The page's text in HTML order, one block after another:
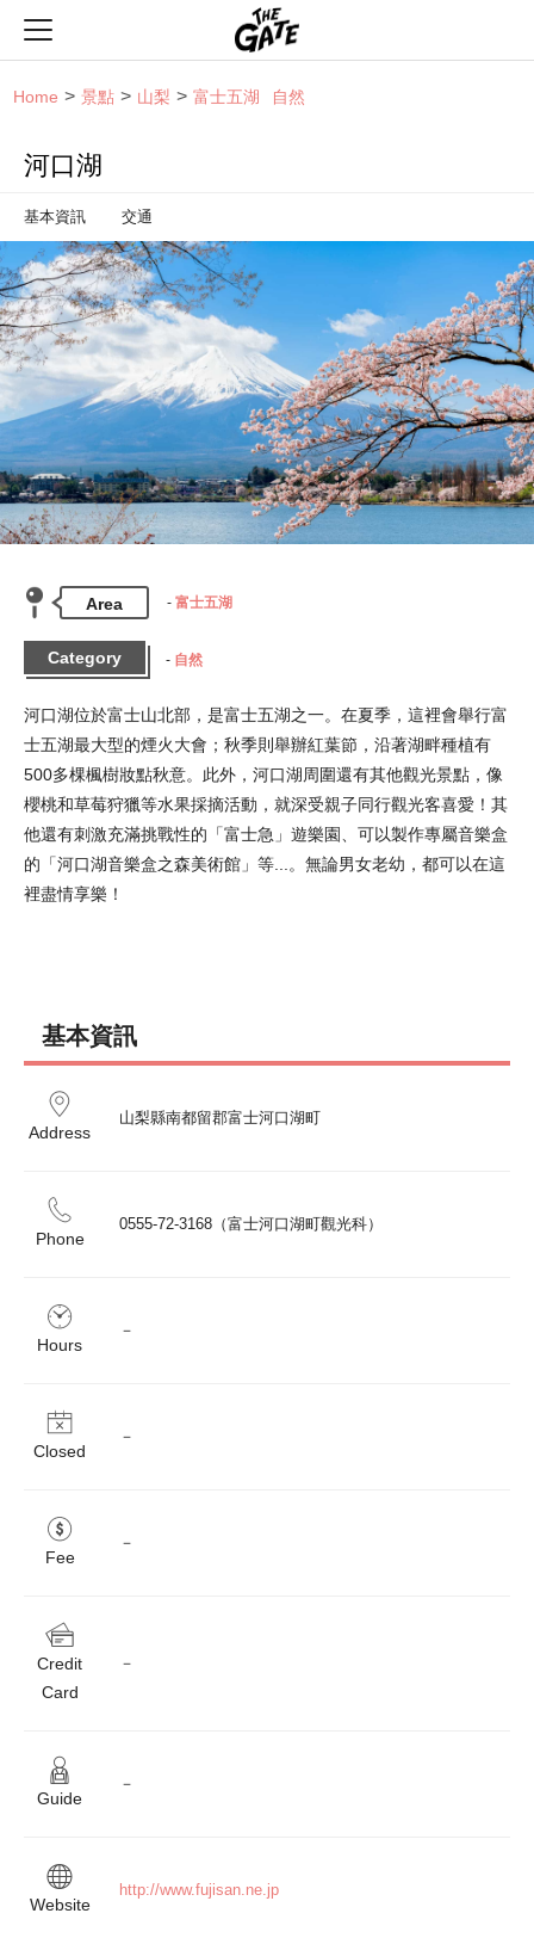
Home 景點 山梨 富士五湖 自然
河口湖
基本資訊 交通
Area 富士五湖
Category 自然
河口湖位於富士山北部，是富士五湖之一。在夏季，這裡會舉行富
士五湖最大型的煙火大會；秋季則舉辦紅葉節，沿著湖畔種植有
500多棵楓樹妝點秋意。此外，河口湖周圍還有其他觀光景點，像
櫻桃和草莓狩獵等水果採摘活動，就深受親子同行觀光客喜愛！其
他還有刺激充滿挑戰性的「富士急」遊樂園、可以製作專屬音樂盒
的「河口湖音樂盒之森美術館」等...。無論男女老幼，都可以在這
裡盡情享樂！
基本資訊
Address
山梨縣南都留郡富士河口湖町
Phone
0555-72-3168（富士河口湖町觀光科）
Hours
－
Closed
－
Fee
－
Credit
Card
－
Guide
－
Website
http://www.fujisan.ne.jp